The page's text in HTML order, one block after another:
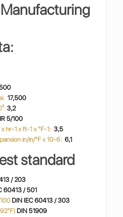
17,500
3,2
5/100
hr-1 x ft-1 x °F-1:3,5
in/in/°F x 10-6:6,1
standard
/ 203
60413 / 501
DIN IEC 60413 / 303
DIN 51909